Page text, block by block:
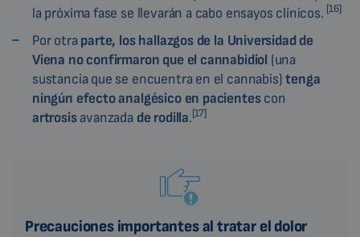
la próxima fase se llevarán a cabo ensayos clínicos. [16]
Por otraparte, los hallazgos de la Universidad de
Viena no confirmaron que el cannabidiol (una
sustancia que se encuentra en el cannabis)tenga
ningún efecto analgésico en pacientescon
artrosisavanzada de rodilla.[17]
Precauciones importantes al tratar el dolor